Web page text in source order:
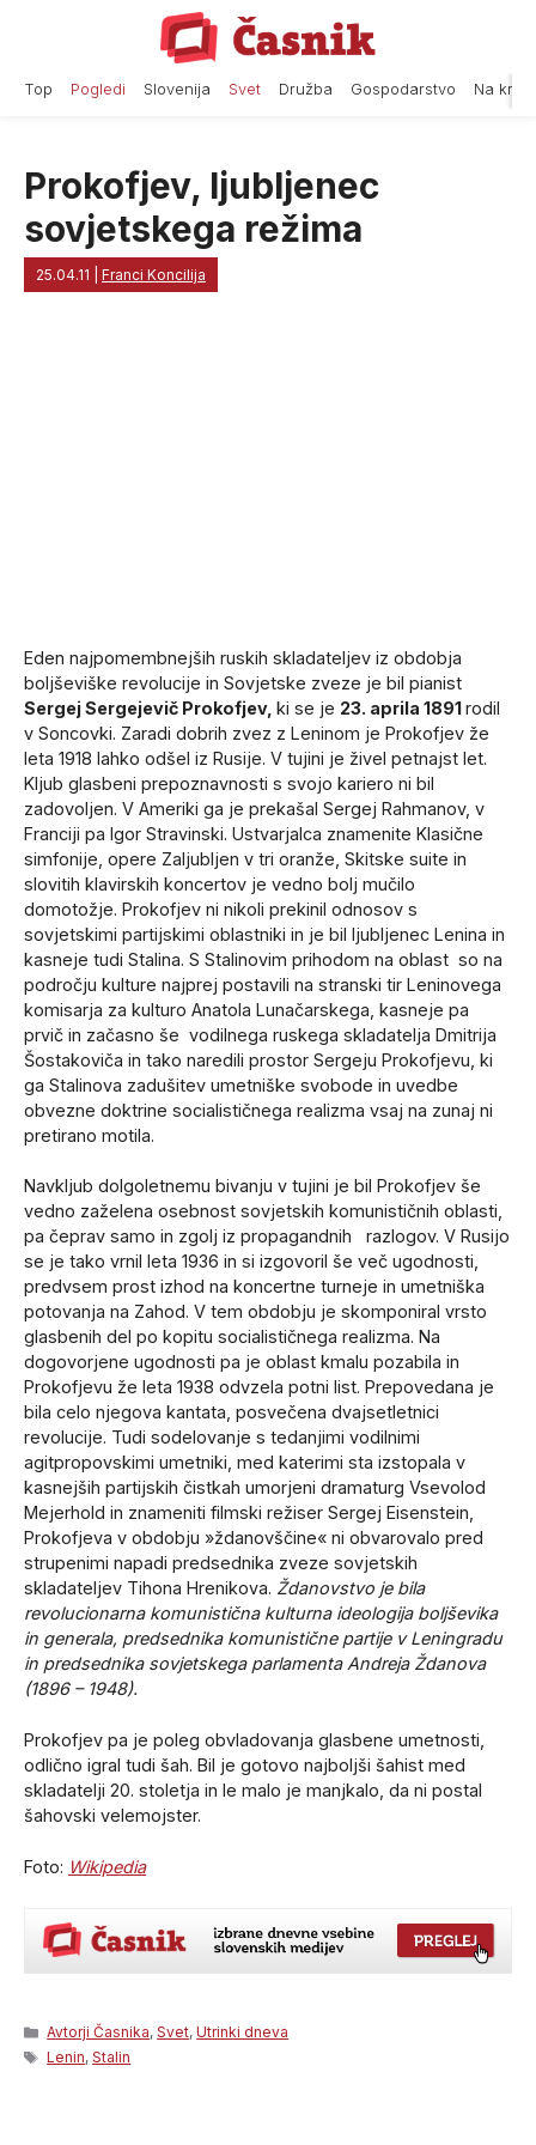
Top Pogledi Slovenija Svet Družba Gospodarstvo Na
Prokofjev, ljubljenec
sovjetskega režima
25.04.11 Franci Koncilija
Eden najpomembnejših ruskih skladateljev iz obdobja
boljševiške revolucije in Sovjetske zveze je bil pianist
Sergej Sergejevič Prokofjev, ki se je 23. aprila 1891rodil
v Soncovki. Zaradi dobrih zvez z Leninom je Prokofjev že
leta 1918 lahko odšel iz Rusije. V tujini je živel petnajst let.
Kljub glasbeni prepoznavnosti s svojo kariero ni bil
zadovoljen. V Ameriki ga je prekašal Sergej Rahmanov, v
Franciji pa Igor Stravinski. Ustvarjalca znamenite Klasične
simfonije, opere Zaljubljen v tri oranže, Skitske suite in
slovitih klavirskih koncertov je vedno bolj mučilo
domotožje. Prokofjev ni nikoli prekinil odnosov s
sovjetskimi partijskimi oblastniki in je bil ljubljenec Lenina in
kasneje tudi Stalina. S Stalinovim prihodom na oblast so na
področju kulture najprej postavili na stranski tir Leninovega
komisarja za kulturo Anatola Lunačarskega, kasneje pa
prvič in začasno še vodilnega ruskega skladatelja Dmitrija
Šostakoviča in tako naredili prostor Sergeju Prokofjevu, ki
ga Stalinova zadušitev umetniške svobode in uvedbe
obvezne doktrine socialističnega realizma vsaj na zunaj ni
pretirano motila.
Navkljub dolgoletnemu bivanju v tujini je bil Prokofjev še
vedno zaželena osebnost sovjetskih komunističnih oblasti,
pa čeprav samo in zgolj iz propagandnih razlogov. V Rusijo
se je tako vrnil leta 1936 in si izgovoril še več ugodnosti,
predvsem prost izhod na koncertne turneje in umetniška
potovanja na Zahod. V tem obdobju je skomponiral vrsto
glasbenih del po kopitu socialističnega realizma. Na
dogovorjene ugodnosti pa je oblast kmalu pozabila in
Prokofjevu že leta 1938 odvzela potni list. Prepovedana je
bila celo njegova kantata, posvečena dvajsetletnici
revolucije. Tudi sodelovanje s tedanjimi vodilnimi
agitpropovskimi umetniki, med katerimi sta izstopala v
kasnejših partijskih čistkah umorjeni dramaturg Vsevolod
Mejerhold in znameniti filmski režiser Sergej Eisenstein,
Prokofjeva v obdobju »ždanovščine« ni obvarovalo pred
strupenimi napadi predsednika zveze sovjetskih
skladateljev Tihona Hrenikova. Ždanovstvo je bila
revolucionarna komunistična kulturna ideologija boljševika
in generala, predsednika komunistične partije v Leningradu
in predsednika sovjetskega parlamenta Andreja Ždanova
(1896 – 1948).
Prokofjev pa je poleg obvladovanja glasbene umetnosti,
odlično igral tudi šah. Bil je gotovo najboljši šahist med
skladatelji 20. stoletja in le malo je manjkalo, da ni postal
šahovski velemojster.
Foto: Wikipedia
Categories
Avtorji Časnika,Svet,Utrinki dneva
Tags
Lenin,Stalin